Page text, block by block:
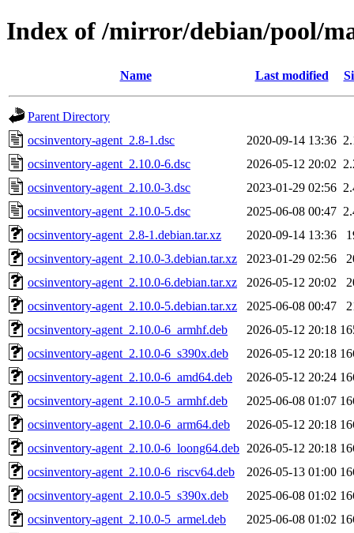
Index of /mirror/debian/pool/
Name Last modified
Parent Directory
ocsinventory-agent_2.8-1.dsc
2020-09-14 13:36
ocsinventory-agent_2.10.0-6.dsc
2026-05-12 20:02
ocsinventory-agent_2.10.0-3.dsc
2023-01-29 02:56
ocsinventory-agent_2.10.0-5.dsc
2025-06-08 00:47
ocsinventory-agent_2.8-1.debian.tar.xz
2020-09-14 13:36
ocsinventory-agent_2.10.0-3.debian.tar.xz
2023-01-29 02:56
ocsinventory-agent_2.10.0-6.debian.tar.xz
2026-05-12 20:02
ocsinventory-agent_2.10.0-5.debian.tar.xz
2025-06-08 00:47
ocsinventory-agent_2.10.0-6_armhf.deb
2026-05-12 20:18
ocsinventory-agent_2.10.0-6_s390x.deb
2026-05-12 20:18
ocsinventory-agent_2.10.0-6_amd64.deb
2026-05-12 20:24
ocsinventory-agent_2.10.0-5_armhf.deb
2025-06-08 01:07
ocsinventory-agent_2.10.0-6_arm64.deb
2026-05-12 20:18
ocsinventory-agent_2.10.0-6_loong64.deb 2026-05-12 20:18
ocsinventory-agent_2.10.0-6_riscv64.deb
2026-05-13 01:00
ocsinventory-agent_2.10.0-5_s390x.deb
2025-06-08 01:02
ocsinventory-agent_2.10.0-5_armel.deb
2025-06-08 01:02